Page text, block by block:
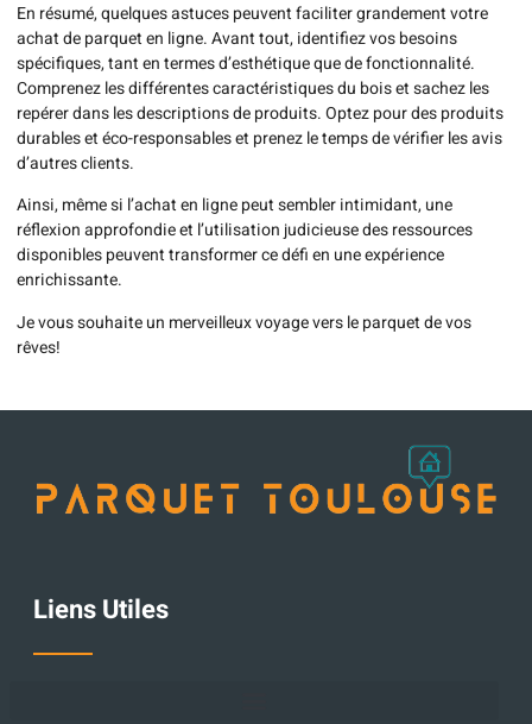
En résumé, quelques astuces peuvent faciliter grandement votre
achat de parquet en ligne. Avant tout, identifiez vos besoins
spécifiques, tant en termes d’esthétique que de fonctionnalité.
Comprenez les différentes caractéristiques du bois et sachez les
repérer dans les descriptions de produits. Optez pour des produits
durables et éco-responsables et prenez le temps de vérifier les avis
d’autres clients.
Ainsi, même si l’achat en ligne peut sembler intimidant, une
réflexion approfondie et l’utilisation judicieuse des ressources
disponibles peuvent transformer ce défi en une expérience
enrichissante.
Je vous souhaite un merveilleux voyage vers le parquet de vos
rêves!
Liens Utiles